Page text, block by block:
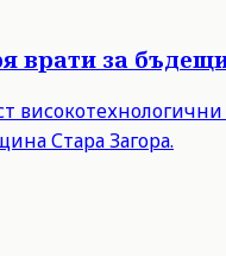
врати за
Стара Загора.